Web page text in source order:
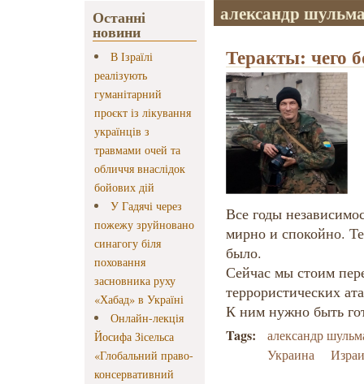
Останні
новини
В Ізраїлі
реалізують
гуманітарний
проєкт із лікування
українців з
травмами очей та
обличчя внаслідок
бойових дій
У Гадячі через
пожежу зруйновано
синагогу біля
поховання
засновника руху
«Хабад» в Україні
Онлайн-лекція
Йосифа Зісельса
«Глобальний право-
консервативний
александр
Теракты: чего
Все годы
мирно и спокойно.
было.
Сейчас мы стоим
террористических
К ним нужно быть
Tags:
александр
Украина